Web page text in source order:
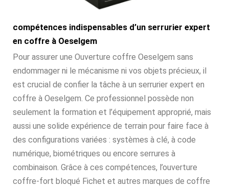
compétences indispensables d’un serrurier expert
en coffre à Oeselgem
Pour assurer une Ouverture coffre Oeselgem sans
endommager ni le mécanisme ni vos objets précieux, il
est crucial de confier la tâche à un serrurier expert en
coffre à Oeselgem. Ce professionnel possède non
seulement la formation et l’équipement approprié, mais
aussi une solide expérience de terrain pour faire face à
des configurations variées : systèmes à clé, à code
numérique, biométriques ou encore serrures à
combinaison. Grâce à ces compétences, l’ouverture
coffre-fort bloqué Fichet et autres marques de coffre